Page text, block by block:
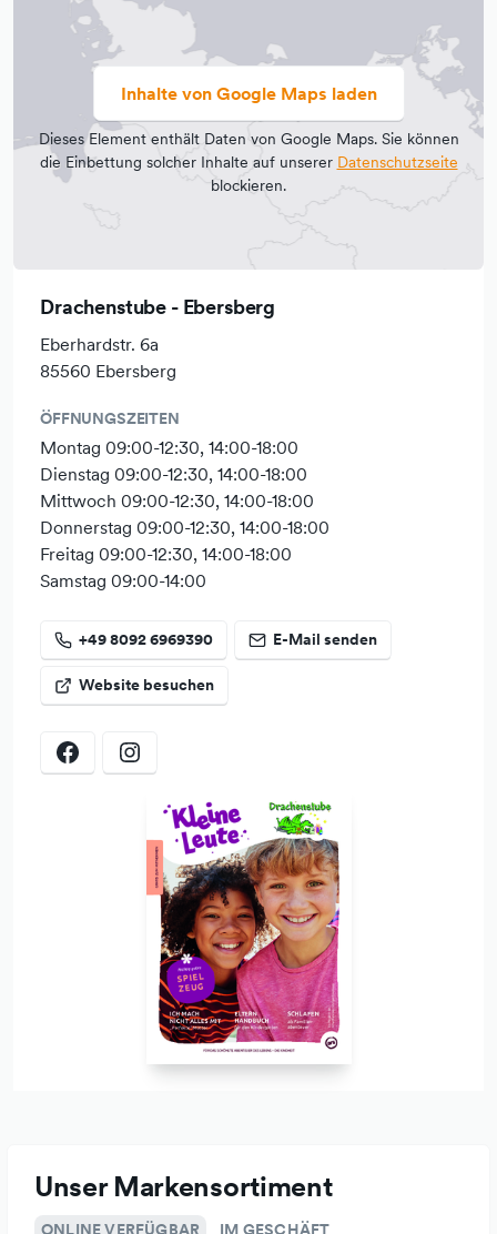
Kinderbekleidung an. Daher tragen alle Textilien das GOTS-
Zertifikat (= Global Organic Textil Standard). Da uns
Nachhaltigkeit wichtig sind, bieten wir einige Produkte aus
Prinzip nicht an.
Seit März 2023 sind wir zusätzlich Mitglied in der
Gemeinwohl-Ökonomie und etwas stolz darauf, dass wir
das erste Spielwarengeschäft sind, das sich bilanzieren hat
lassen. In der Gemeinwohl-Bilanz berichten wir, wie wir
Menschenwürde, Solidarität & Gerechtigkeit, ökologische
fördern. Als Grundlage dienen die 17 Nachhaltigkeitsziele
der vereinten Nationen.
Und so wie uns der Umgang mit Ihnen wichtig ist, gehen
wir auch als Team respektvoll und offen miteinander um.
Einen Teil unseres Stromverbrauches gewinnen wir mit
einer sogenannten Balkon-PV-Anlage. Den restlichen
Bedarf beziehen wir über den örtlichen Stromproduzenten.
Für unseren Versand benutzen wir vorrangig gebrauchte
Pakete und Verpackungsmaterialen, um Resssourcen zu
Wir versuchen mit gutem Beispiel voranzugehen und
kommen vorrangig zu Fuß oder mit dem Fahrrad in das
das natürlich sehr. Leider sind die Abstellmöglichkeiten vor
dem Geschäft etwas knapp. Aber die Autoparkplätze vor
unserem Geschäft dürfen auch zum "Parken" von
Fahrrädern benutzt werden.
Und weil uns die Umwelt am Herzen liegt, sind wir die
Ausleihstation des freien Lastenrades.
Neben unserem gut erreichbaren Ladengeschäft in
Ebersberg gibt es natürlich auch die Möglichkeit, online in
Inhalte von Google Maps laden
Dieses Element enthält Daten von Google Maps. Sie können
die Einbettung solcher Inhalte auf unserer Datenschutzseite
blockieren.
Drachenstube - Ebersberg
Eberhardstr. 6a
85560 Ebersberg
ÖFFNUNGSZEITEN
Montag 09:00-12:30, 14:00-18:00
Dienstag 09:00-12:30, 14:00-18:00
Mittwoch 09:00-12:30, 14:00-18:00
Donnerstag 09:00-12:30, 14:00-18:00
Freitag 09:00-12:30, 14:00-18:00
Samstag 09:00-14:00
+49 8092 6969390 E-Mail senden
Website besuchen
Unser Markensortiment
ONLINE VERFÜGBAR IM GESCHÄFT